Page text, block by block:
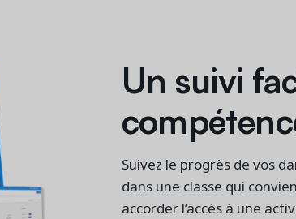
Un suivi
Suivez le progrès de vos
dans une classe qui
accorder l’accès à une